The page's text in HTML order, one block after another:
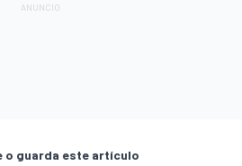
o guarda este artículo